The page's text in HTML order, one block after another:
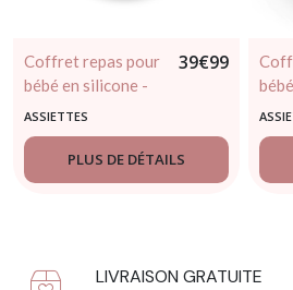
Coffret repas pour
bébé en silicone -
rose pâle
39€99
ASSIETTES
PLUS DE DÉTAILS
bleu
LIVRAISON GRATUITE